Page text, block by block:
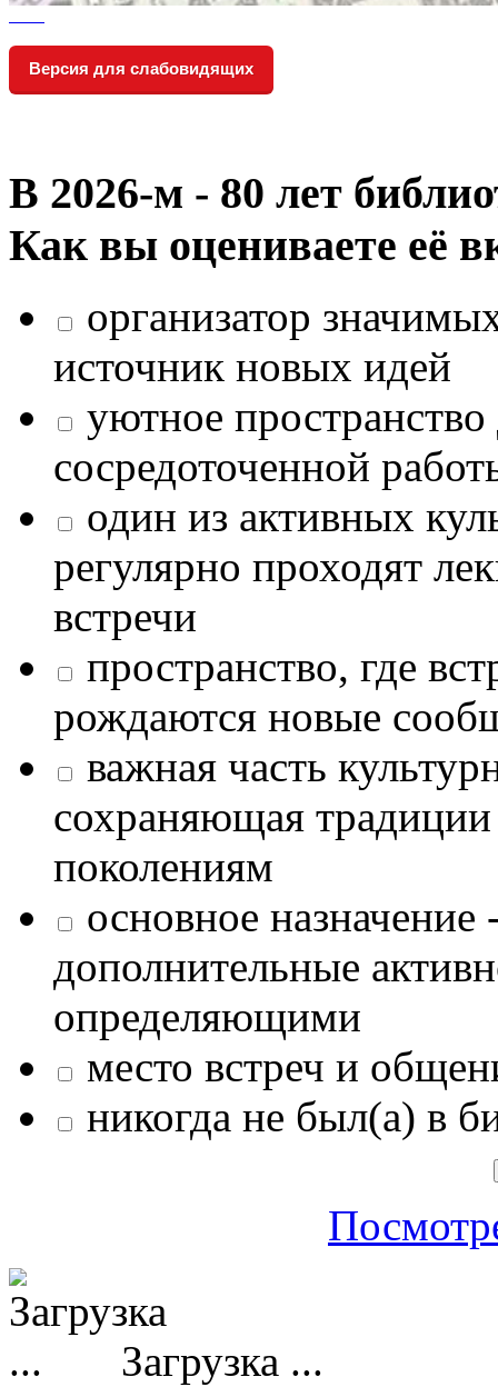
Версия для слабовидящих
В 2026‑м - 80 лет
Как вы оцениваете её
организатор
источник новых идей
уютное
сосредоточенной
один из активных
регулярно проходят
встречи
пространство, где
рождаются новые
важная часть
сохраняющая
поколениям
основное назначение
дополнительные
определяющими
место встреч и
никогда не был(а) в
Загрузка ...